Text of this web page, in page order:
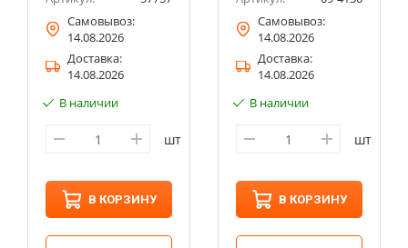
Самовывоз:
14.08.2026
Доставка:
14.08.2026
В наличии
шт
В КОРЗИНУ
Самовывоз:
14.08.2026
Доставка:
14.08.2026
В наличии
шт
В КОРЗИНУ